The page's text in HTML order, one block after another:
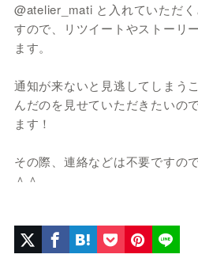
@atelier_mati と入れていただ
すので、リツイートやストーリ
ます。
通知が来ないと見逃してしまう
んだのを見せていただきたいの
ます！
その際、連絡などは不要ですの
＾＾